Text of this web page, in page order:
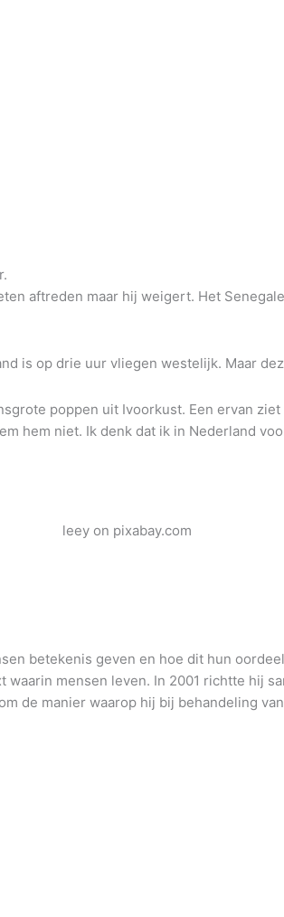
aftreden maar hij weigert. Het
is op drie uur vliegen westelijk. Maar
poppen uit Ivoorkust. Een ervan
hem niet. Ik denk dat ik in Nederland
leey on pixabay.com
betekenis geven en hoe dit hun
mensen leven. In 2001 richtte hij
de manier waarop hij bij behandeling